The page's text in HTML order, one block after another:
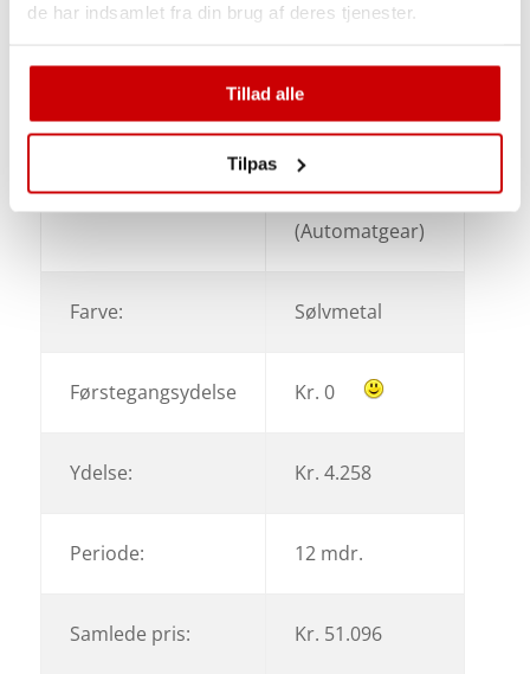
de har indsamlet fra din brug af deres tjenester.
Tillad alle
Tilpas
Nissan Qashqai
158 Xtronic
Acenta
(Automatgear)
Farve: Sølvmetal
Førstegangsydelse Kr. 0
Ydelse: Kr. 4.258
Periode: 12 mdr.
Samlede pris: Kr. 51.096